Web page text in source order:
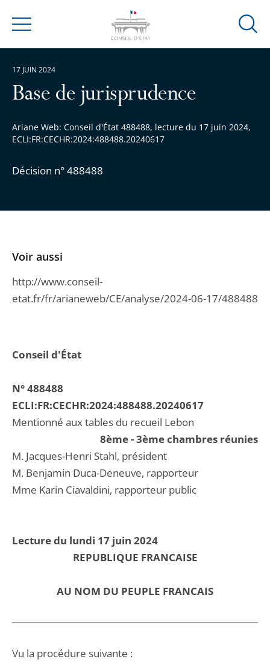
Menu
Ouvrir
Base de jurisprudence
Ariane Web: Conseil d'État 488488, lecture du 17 juin 2024,
ECLI:FR:CECHR:2024:488488.20240617
Décision n° 488488
17 JUIN 2024
Conseil d'État
N° 488488
ECLI:FR:CECHR:2024:488488.20240617
Mentionné aux tables du recueil Lebon
8ème - 3ème chambres réunies
M. Jacques-Henri Stahl, président
M. Benjamin Duca-Deneuve, rapporteur
Mme Karin Ciavaldini, rapporteur public
Lecture du lundi 17 juin 2024
REPUBLIQUE FRANCAISE
AU NOM DU PEUPLE FRANCAIS
Vu la procédure suivante :
Voir aussi
http://www.conseil-
etat.fr/fr/arianeweb/CE/analyse/2024-06-17/488488